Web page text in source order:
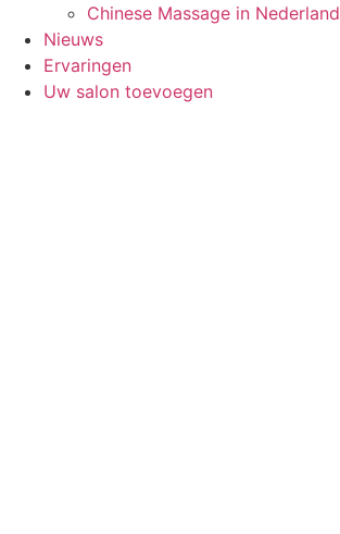
Chinese Massage in Nederland
Nieuws
Ervaringen
Uw salon toevoegen